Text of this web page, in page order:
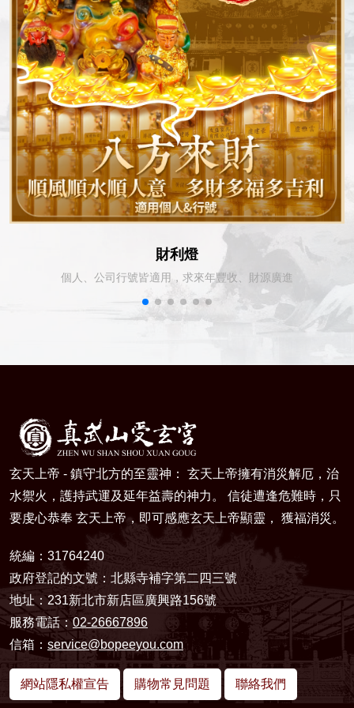
財利燈
個人、公司行號皆適用，求來年豐收、財源廣進
玄天上帝 - 鎮守北方的至靈神： 玄天上帝擁有消災解厄，治
水禦火，護持武運及延年益壽的神力。 信徒遭逢危難時，只
要虔心恭奉 玄天上帝，即可感應玄天上帝顯靈， 獲福消災。
統編：31764240
政府登記的文號：北縣寺補字第二四三號
地址：231新北市新店區廣興路156號
服務電話：02-26667896
信箱： service@bopeeyou.com
網站隱私權宣告 購物常見問題 聯絡我們